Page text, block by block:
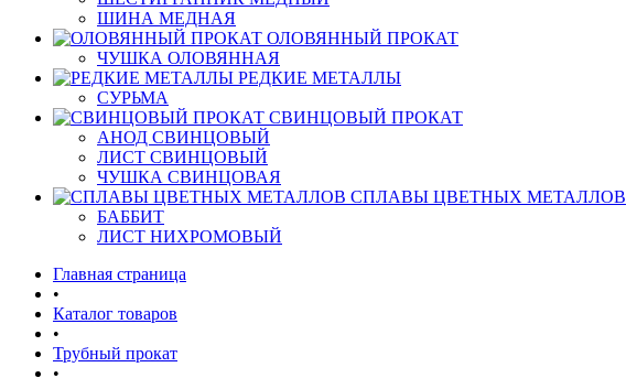
ШИНА МЕДНАЯ
ОЛОВЯННЫЙ ПРОКАТ
ЧУШКА ОЛОВЯННАЯ
РЕДКИЕ МЕТАЛЛЫ
СУРЬМА
СВИНЦОВЫЙ ПРОКАТ
АНОД СВИНЦОВЫЙ
ЛИСТ СВИНЦОВЫЙ
ЧУШКА СВИНЦОВАЯ
СПЛАВЫ ЦВЕТНЫХ МЕТАЛЛОВ
БАББИТ
ЛИСТ НИХРОМОВЫЙ
Главная страница
•
Каталог товаров
•
Трубный прокат
•